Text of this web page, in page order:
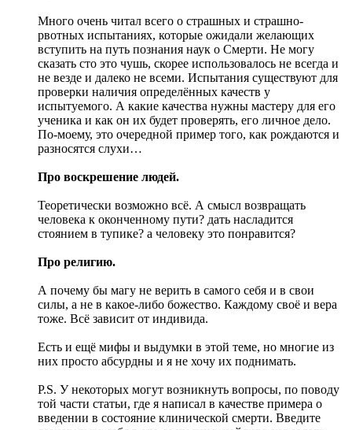
Много очень читал всего о страшных и страшно-
рвотных испытаниях, которые ожидали желающих
вступить на путь познания наук о Смерти. Не могу
сказать сто это чушь, скорее использовалось не всегда и
не везде и далеко не всеми. Испытания существуют для
проверки наличия определённых качеств у
испытуемого. А какие качества нужны мастеру для его
ученика и как он их будет проверять, его личное дело.
По-моему, это очередной пример того, как рождаются и
разносятся слухи…
Про воскрешение людей.
Теоретически возможно всё. А смысл возвращать
человека к оконченному пути? дать насладится
стоянием в тупике? а человеку это понравится?
Про религию.
А почему бы магу не верить в самого себя и в свои
силы, а не в какое-либо божество. Каждому своё и вера
тоже. Всё зависит от индивида.
Есть и ещё мифы и выдумки в этой теме, но многие из
них просто абсурдны и я не хочу их поднимать.
P.S. У некоторых могут возникнуть вопросы, по поводу
той части статьи, где я написал в качестве примера о
введении в состояние клинической смерти. Введите